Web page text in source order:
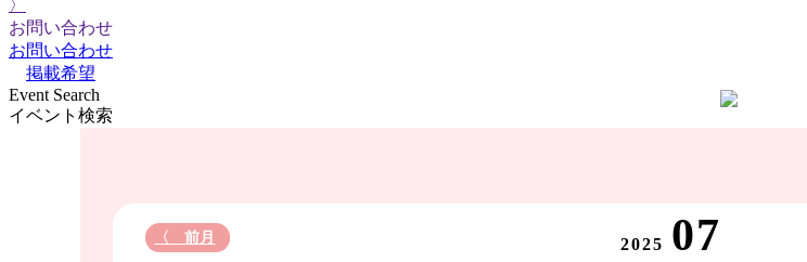
〉
お問い合わせ
お問い合わせ
掲載希望
Event Search
イベント検索
2025 07
〈 前月